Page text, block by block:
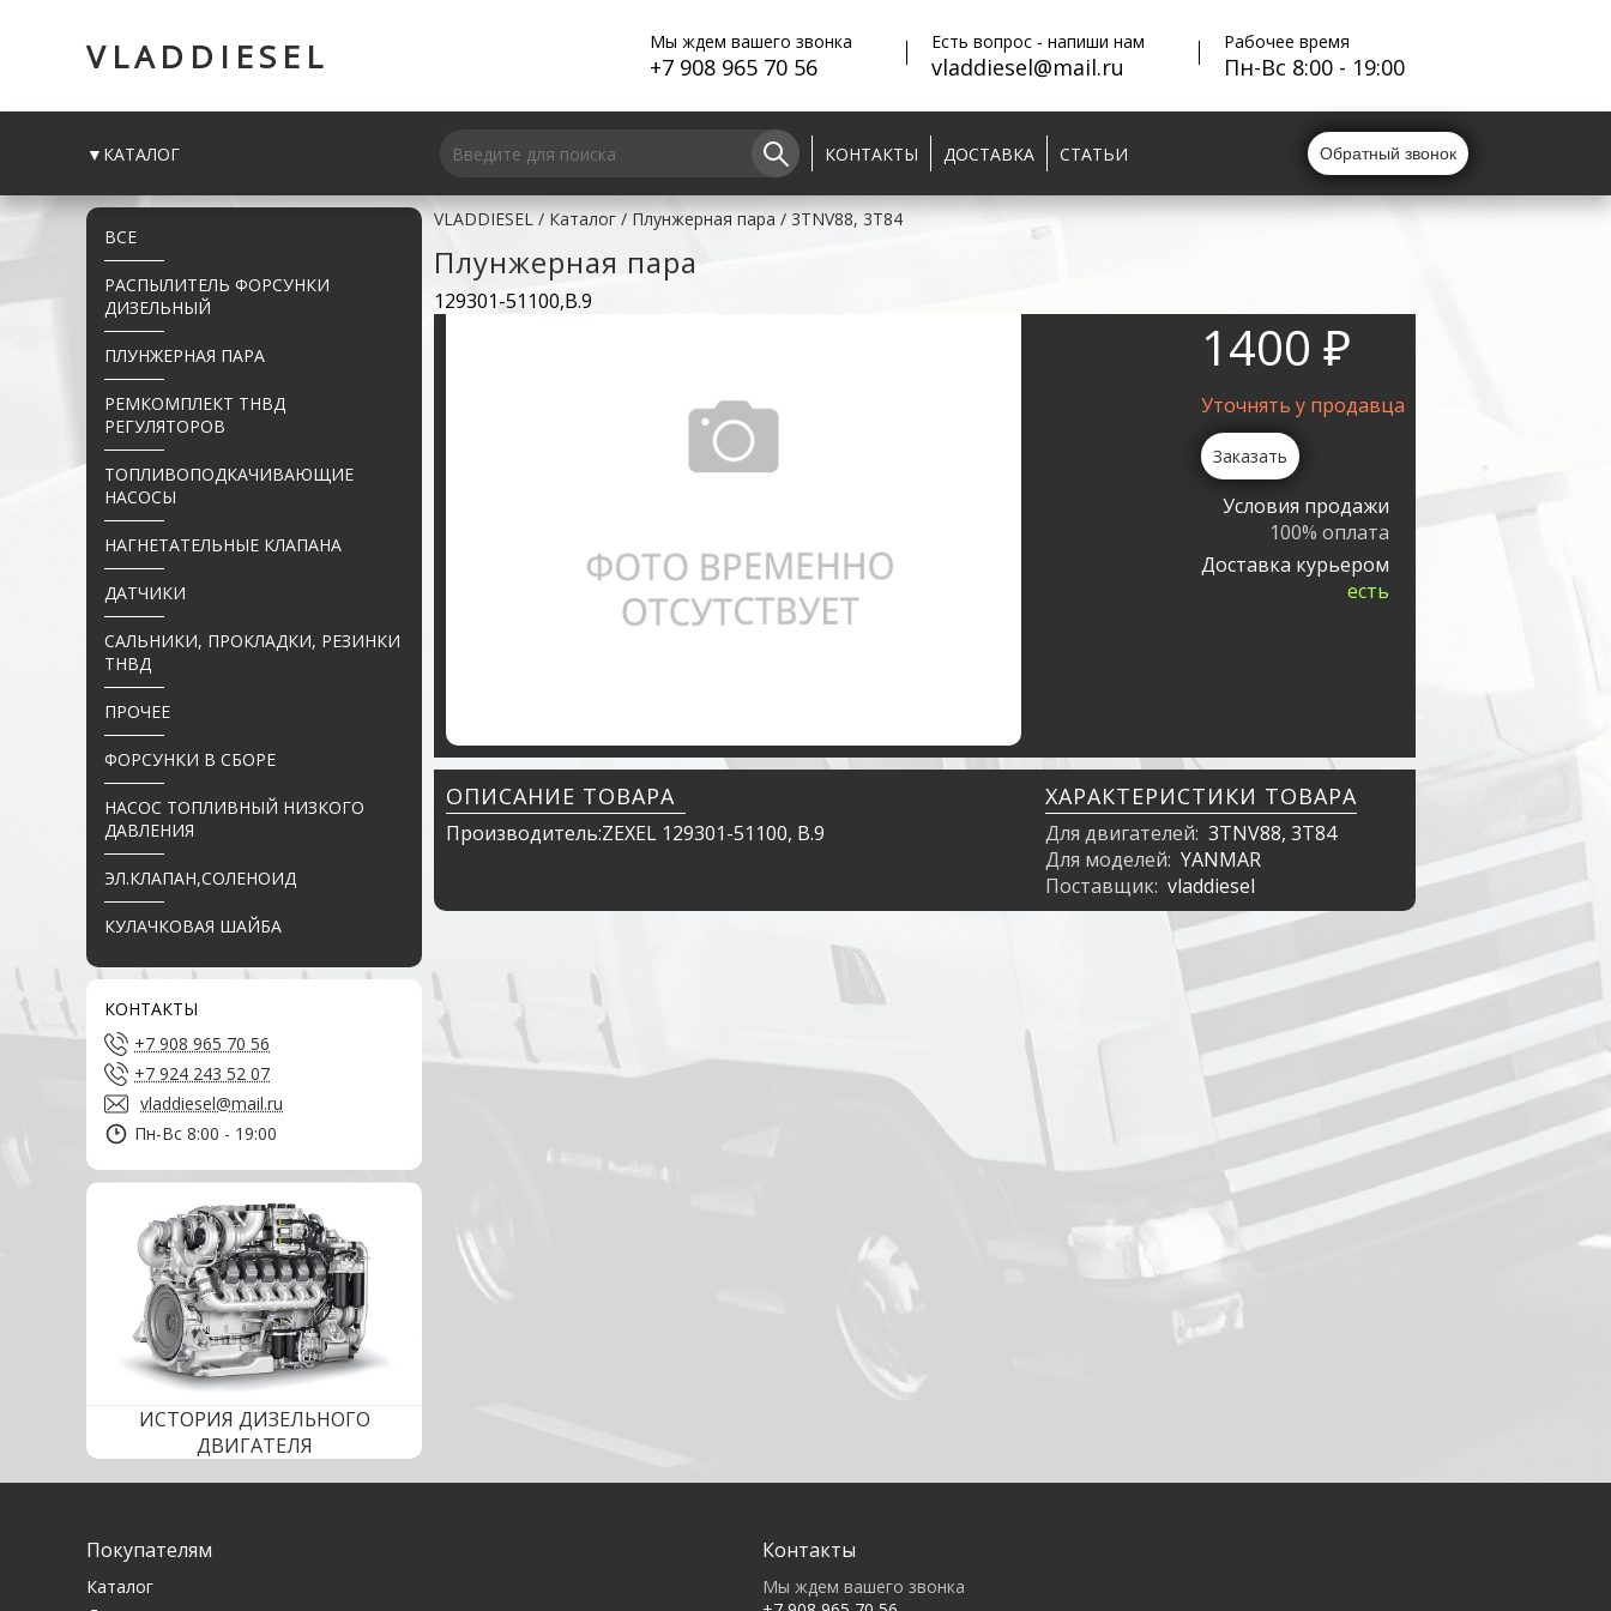
VLADDIESEL Мы ждем вашего звонка
+7 908 965 70 56
Есть вопрос - напиши нам
vladdiesel@mail.ru
Рабочее время
Пн-Вс 8:00 - 19:00
▼КАТАЛОГ КОНТАКТЫ ДОСТАВКА СТАТЬИ Обратный звонок
ВСЕ
РАСПЫЛИТЕЛЬ ФОРСУНКИ
ДИЗЕЛЬНЫЙ
ПЛУНЖЕРНАЯ ПАРА
РЕМКОМПЛЕКТ ТНВД
РЕГУЛЯТОРОВ
ТОПЛИВОПОДКАЧИВАЮЩИЕ
НАСОСЫ
НАГНЕТАТЕЛЬНЫЕ КЛАПАНА
ДАТЧИКИ
САЛЬНИКИ, ПРОКЛАДКИ, РЕЗИНКИ
ТНВД
ПРОЧЕЕ
ФОРСУНКИ В СБОРЕ
НАСОС ТОПЛИВНЫЙ НИЗКОГО
ДАВЛЕНИЯ
ЭЛ.КЛАПАН,СОЛЕНОИД
КУЛАЧКОВАЯ ШАЙБА
КОНТАКТЫ
+7 908 965 70 56
+7 924 243 52 07
vladdiesel@mail.ru
Пн-Вс 8:00 - 19:00
ИСТОРИЯ ДИЗЕЛЬНОГО
ДВИГАТЕЛЯ
VLADDIESEL/Каталог /Плунжерная пара / 3TNV88, 3T84
Плунжерная пара
129301-51100,B.9
1400 ₽
Уточнять у продавца
Заказать
Условия продажи
100% оплата
Доставка курьером
есть
ОПИСАНИЕ ТОВАРА
Производитель:ZEXEL 129301-51100, B.9
ХАРАКТЕРИСТИКИ ТОВАРА
Для двигателей: 3TNV88, 3T84
Для моделей: YANMAR
Поставщик: vladdiesel
Покупателям
Каталог
Контакты
Мы ждем вашего звонка